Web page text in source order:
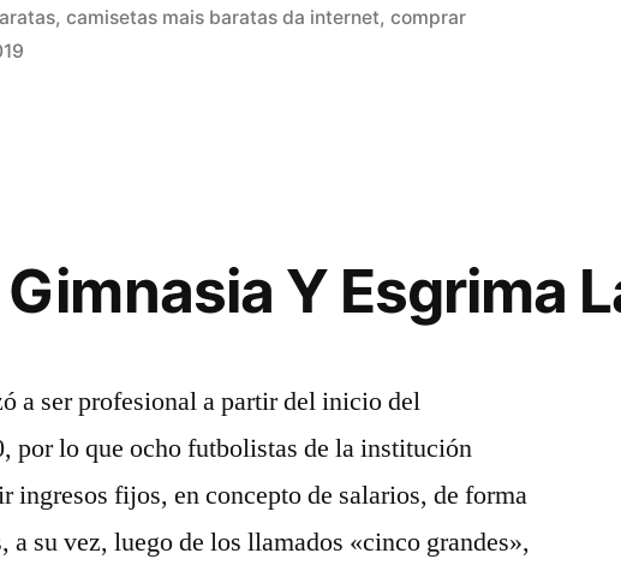
en
,camisetas mais baratas da internet,comprar
Y Esgrima
a ser profesional a partir del inicio del
por lo que ocho futbolistas de la institución
ingresos fijos, en concepto de salarios, de forma
a su vez, luego de los llamados «cinco grandes»,